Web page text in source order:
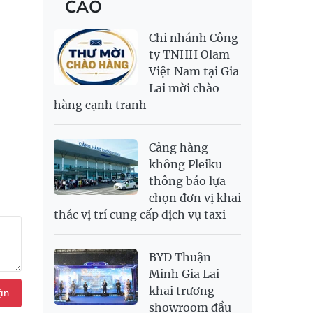
MYR
NOK
RUB
307.5
340.39
SAR
6,954.79
7,254.11
2,703.17
2,817.79
SGD
19,956.5
USD
26,050 26,080 26,460
RỒNG THĂNG
PNJ 137,900,000141,700,000
CÁO
Chi nhánh Công
ty TNHH Olam
Việt Nam tại Gia
Lai mời chào
hàng cạnh tranh
Cảng hàng
không Pleiku
thông báo lựa
chọn đơn vị khai
thác vị trí cung cấp dịch vụ taxi
BYD Thuận
Minh Gia Lai
khai trương
showroom đầu